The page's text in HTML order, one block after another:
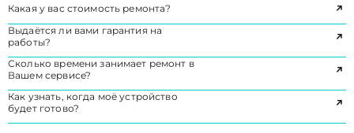
Какая у вас стоимость ремонта?
Выдаётся ли вами гарантия на
работы?
Сколько времени занимает ремонт в
Вашем сервисе?
Как узнать, когда моё устройство
будет готово?